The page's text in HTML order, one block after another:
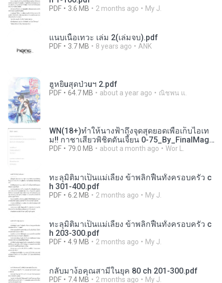
PDF 3.6 MB 2 months ago My J.
แนบเนื้อเทวะ เล่ม 2(เล่มจบ).pdf
PDF 3.7 MB 8 years ago ANK
ฮูหยิuสุดป่วuฯ 2.pdf
PDF 64.7 MB about a year ago ณิชพน แ.
WN(18+)ทำให้นางฟ้าถึงจุดสุดยอดเพื่อเก็บไอเท
ม!! กาชาเสียวพิชิตดันเจี้ยน 0-75_By_FinalMag
e.pdf
PDF 79.0 MB about a month ago Wor L.
ทะลุมิติมาเป็นแม่เลี้ยง ข้าพลิกฟื้นทั้งครอบครัว c
h 301-400.pdf
PDF 6.2 MB 2 months ago My J.
ทะลุมิติมาเป็นแม่เลี้ยง ข้าพลิกฟื้นทั้งครอบครัว c
h 203-300.pdf
PDF 4.9 MB 2 months ago My J.
กลับมาง้อคุณสามีในยุค 80 ch 201-300.pdf
PDF 7.4 MB 2 months ago My J.